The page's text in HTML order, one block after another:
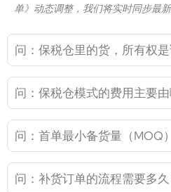
单》动态调整，我们将实时同步最
问：保税仓里的货，所有权是
问：保税仓模式的费用主要
问：首单最小备货量（MOQ
问：补货订单的流程需要多